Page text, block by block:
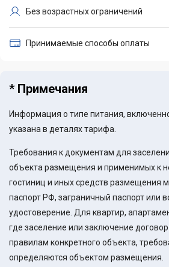
Без возрастных ограничений
Принимаемые способы оплаты
* Примечания
Информация о типе питания,
указана в деталях тарифа.
Требования к документам для
объекта размещения и применимых к
гостиниц и иных средств размещения
паспорт РФ, заграничный паспорт или
удостоверение. Для квартир,
где заселение или заключение
правилам конкретного объекта,
определяются объектом размещения.